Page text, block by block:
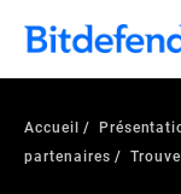
Accueil
partenaires